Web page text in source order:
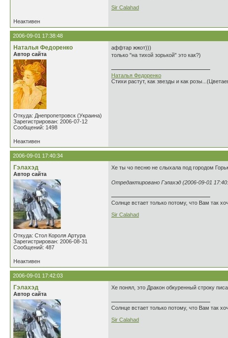
Sir Calahad
Неактивен
2006-09-01 17:38:48
Наталья Федоренко
Автор сайта
Откуда: Днепропетровск (Украина)
Зарегистрирован: 2006-07-12
Сообщений: 1498
аффтар жжот)))
только "на тихой зорькой" это как?)
Наталья Федоренко
Стихи растут, как звезды и как
Неактивен
2006-09-01 17:40:34
Гэлахэд
Автор сайта
Откуда: Стол Короля Артура
Зарегистрирован: 2006-08-31
Сообщений: 487
Хе ты чо песню не слыхала под городом
Отредактировано Гэлахэд (2006-09-01
Солнце встает только потому, что Вам так
Sir Calahad
Неактивен
2006-09-01 17:42:03
Гэлахэд
Автор сайта
Хе понял, это Дракон обкуренный строку
Солнце встает только потому, что Вам так
Sir Calahad